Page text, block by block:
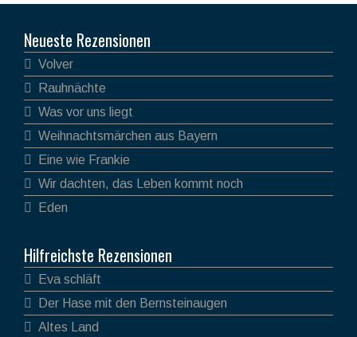
Neueste Rezensionen
Volver
Rauhnächte
Was vor uns liegt
Weihnachtsmärchen aus Bayern
Eine wie Frankie
Wir dachten, das Leben kommt noch
Eden
Hilfreichste Rezensionen
Eva schläft
Der Hase mit den Bernsteinaugen
Altes Land